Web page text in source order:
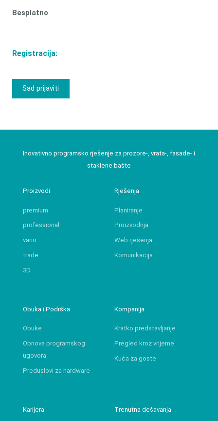
Besplatno
Registracija:
Sad prijaviti
Inovativno programsko rješenje za prozore-, vrata-, fasade- i
staklene bašte
Proizvodi
premium
professional
vario
trade
3D
Rješenja
Planiranje
Proizvodnja
Web rješenja
Komunikacija
Obuka i Podrška
Obuke
Obnova programskog
ugovora
Preduslovi za hardware
Kompanija
Kratko predstavljanje
Pregled kroz vrijeme
Kuća za goste
Karijera Trenutna dešavanja